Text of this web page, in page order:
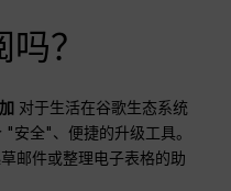
？
对于生活在谷歌生态系统
安全"、便捷的升级工具。
邮件或整理电子表格的助